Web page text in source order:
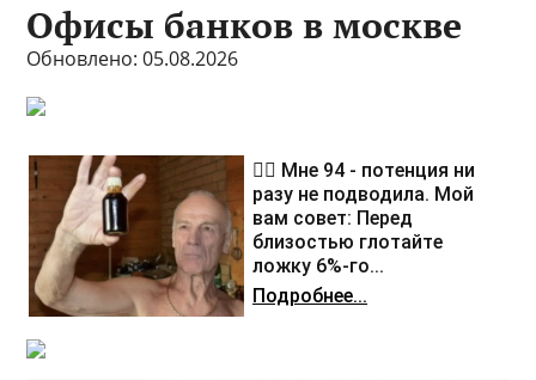
Офисы банков в москве
Обновлено: 05.08.2026
❤️‍🔥 Мне 94 - потенция ни
разу не подводила. Мой
вам совет: Перед
близостью глотайте
ложку 6%-го...
Подробнее...